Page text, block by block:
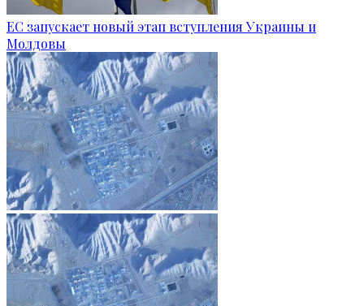
ЕС запускает новый этап вступления Украины и
Молдовы